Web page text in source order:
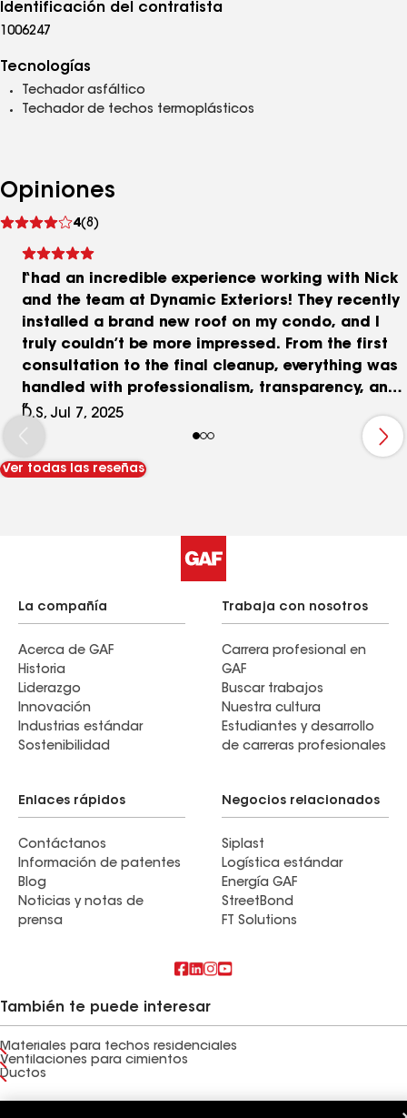
Identificación del contratista
1006247
Tecnologías
Techador asfáltico
Techador de techos termoplásticos
Opiniones
4(8)
comentarios
I had an incredible experience working with Nick
and the team at Dynamic Exteriors! They recently
installed a brand new roof on my condo, and I
truly couldn’t be more impressed. From the first
consultation to the final cleanup, everything was
handled with professionalism, transparency, and
care. Nick was fantastic to work with—
knowledgeable, responsive, and genuinely
invested in making sure everything was done
right. He walked me through the entire process,
roof looks beautiful, and the job was completed
on time and exactly as promised. I’m so grateful I
chose Dynamic Exteriors and would highly
recommend them to anyone needing roofing
work. Thanks again, Nick and team!
D.S, Jul 7, 2025
Ver todas las reseñas
La compañía
Acerca de GAF
Historia
Liderazgo
Innovación
Industrias estándar
Sostenibilidad
Trabaja con nosotros
Carrera profesional en
GAF
Buscar trabajos
Nuestra cultura
Estudiantes y desarrollo
de carreras profesionales
Enlaces rápidos
Contáctanos
Información de patentes
Blog
Noticias y notas de
prensa
Negocios relacionados
Siplast
Logística estándar
Energía GAF
StreetBond
FT Solutions
También te puede interesar
Materiales para techos residenciales
Ventilaciones para cimientos
Ductos